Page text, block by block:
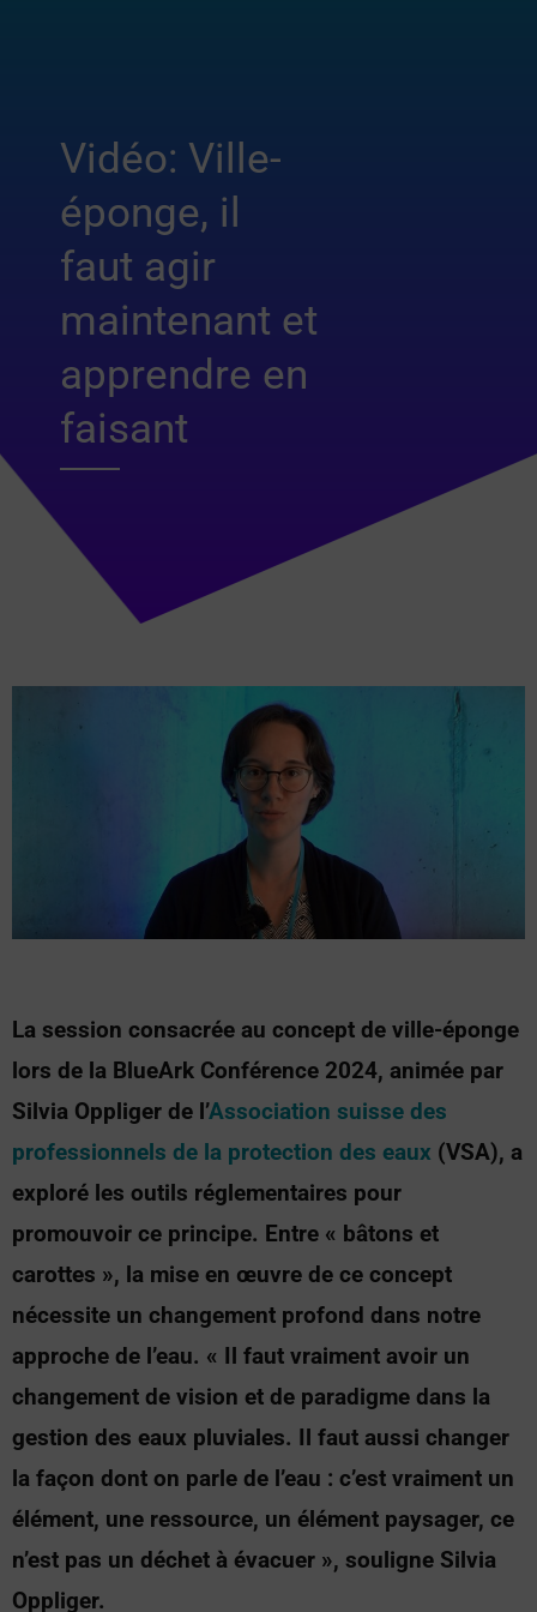
Vidéo: Ville-
éponge, il
faut agir
maintenant et
apprendre en
faisant
La session consacrée au concept de ville-éponge
lors de la BlueArk Conférence 2024, animée par
Silvia Oppliger de l’Association suisse des
professionnels de la protection des eaux (VSA), a
exploré les outils réglementaires pour
promouvoir ce principe. Entre « bâtons et
carottes », la mise en œuvre de ce concept
nécessite un changement profond dans notre
approche de l’eau. « Il faut vraiment avoir un
changement de vision et de paradigme dans la
gestion des eaux pluviales. Il faut aussi changer
la façon dont on parle de l’eau : c’est vraiment un
élément, une ressource, un élément paysager, ce
n’est pas un déchet à évacuer », souligne Silvia
Oppliger.